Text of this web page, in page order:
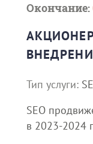
Окончание:
Тип услуги:
SEO
в 2023-2024